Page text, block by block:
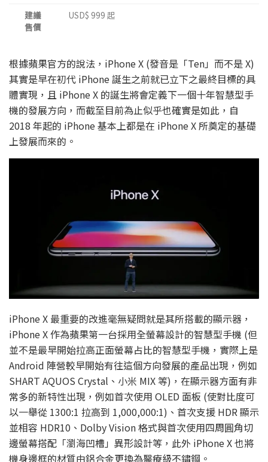
建議
售價
USD$ 999 起
根據蘋果官方的說法，iPhone X (發音是「Ten」而不是 X)
其實是早在初代 iPhone 誕生之前就已立下之最終目標的具
體實現，且 iPhone X 的誕生將會定義下一個十年智慧型手
機的發展方向，而截至目前為止似乎也確實是如此，自
2018 年起的 iPhone 基本上都是在 iPhone X 所奠定的基礎
上發展而來的。
iPhone X 最重要的改進毫無疑問就是其所搭載的顯示器，
iPhone X 作為蘋果第一台採用全螢幕設計的智慧型手機 (但
並不是最早開始拉高正面螢幕占比的智慧型手機，實際上是
Android 陣營較早開始有往這個方向發展的產品出現，例如
SHART AQUOS Crystal、小米 MIX 等)，在顯示器方面有非
常多的新特性出現，例如首次使用 OLED 面板 (使對比度可
以一舉從 1300:1 拉高到 1,000,000:1)、首次支援 HDR 顯示
並相容 HDR10、Dolby Vision 格式與首次使用四周圓角切
邊螢幕搭配「瀏海凹槽」異形設計等，此外 iPhone X 也將
機身邊框的材質由鋁合金更換為醫療級不鏽鋼。